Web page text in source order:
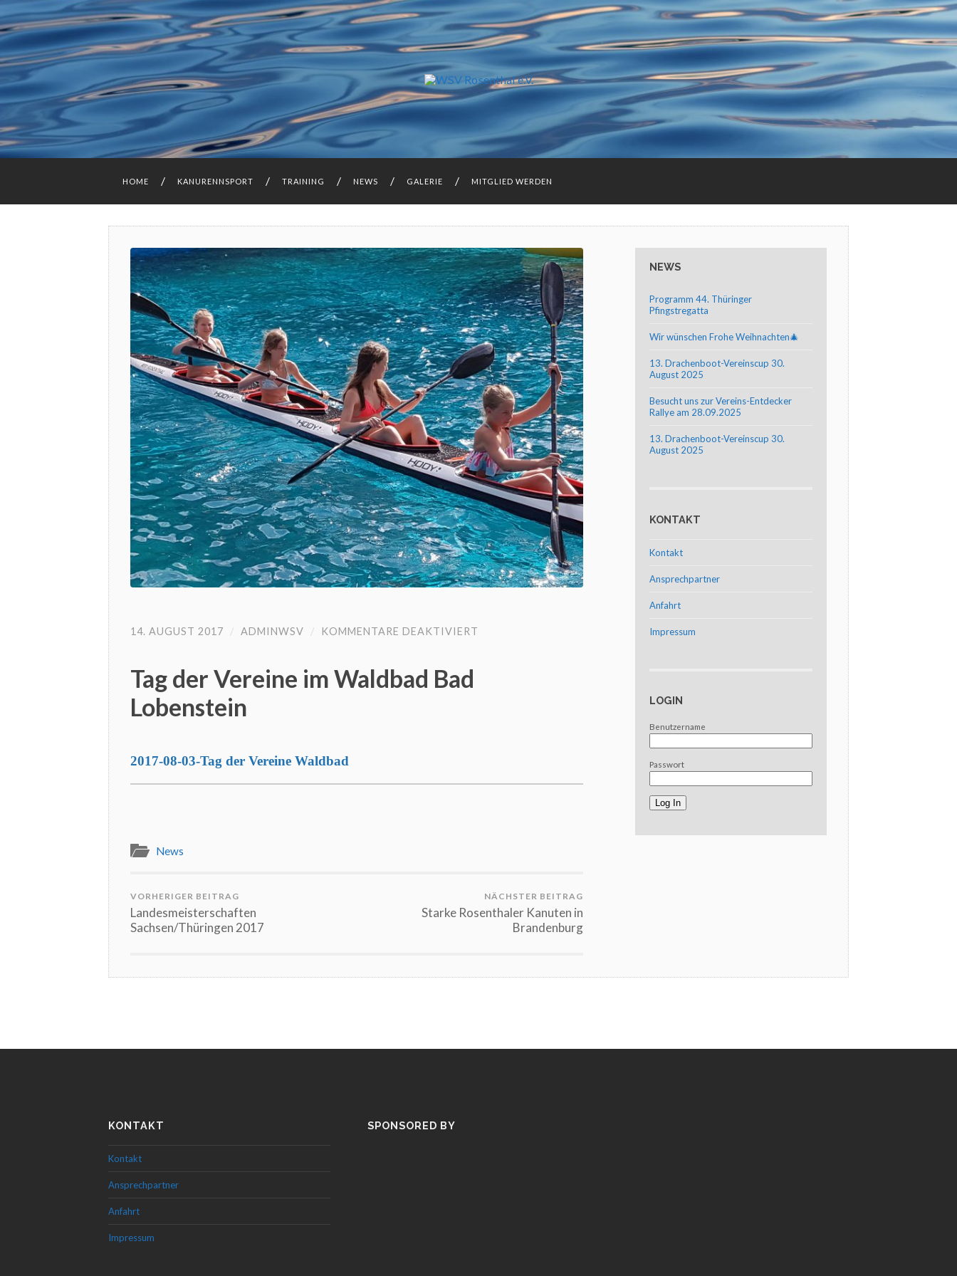
HOME KANURENNSPORT TRAINING NEWS GALERIE MITGLIED WERDEN
14. AUGUST 2017 / ADMINWSV / KOMMENTARE DEAKTIVIERT
Tag der Vereine im Waldbad Bad
Lobenstein
2017-08-03-Tag der Vereine Waldbad
News
VORHERIGER BEITRAG
Landesmeisterschaften
Sachsen/Thüringen 2017
NÄCHSTER BEITRAG
Starke Rosenthaler Kanuten in
Brandenburg
NEWS
Programm 44. Thüringer
Pfingstregatta
Wir wünschen Frohe Weihnachten🎄
13. Drachenboot-Vereinscup 30.
August 2025
Besucht uns zur Vereins-Entdecker
Rallye am 28.09.2025
13. Drachenboot-Vereinscup 30.
August 2025
KONTAKT
Kontakt
Ansprechpartner
Anfahrt
Impressum
LOGIN
Benutzername
Passwort
KONTAKT
Kontakt
Ansprechpartner
Anfahrt
Impressum
SPONSORED BY